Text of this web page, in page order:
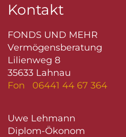
Kontakt
FONDS UND MEHR
Vermögensberatung
Lilienweg 8
35633 Lahnau
Fon 06441 44 67 364
Uwe Lehmann
Diplom-Ökonom